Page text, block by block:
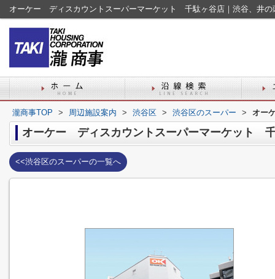
オーケー ディスカウントスーパーマーケット 千駄ヶ谷店｜渋谷、井の
瀧商事TOP > 周辺施設案内 > 渋谷区 > 渋谷区のスーパー > オー
オーケー ディスカウントスーパーマーケット
<<渋谷区のスーパーの一覧へ